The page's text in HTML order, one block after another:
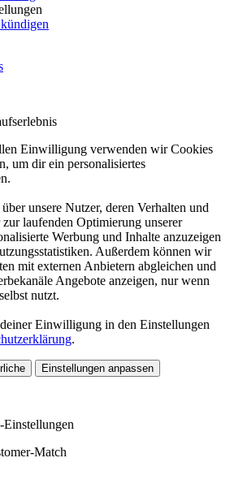
Einwilligung verwenden wir Cookies
um dir ein personalisiertes
unsere Nutzer, deren Verhalten und
laufenden Optimierung unserer
Werbung und Inhalte anzuzeigen
Außerdem können wir
mit externen Anbietern abgleichen und
Angebote anzeigen, nur wenn
nutzt.
Einwilligung in den Einstellungen
.
Einstellungen anpassen
Match